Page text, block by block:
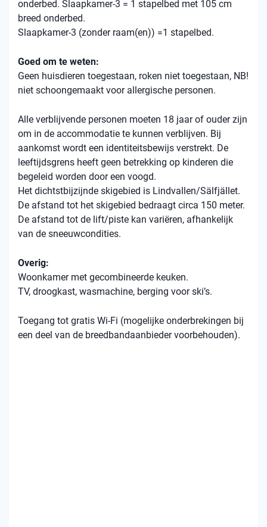
onderbed. Slaapkamer-3 = 1 stapelbed met 105 cm
breed onderbed.
Slaapkamer-3 (zonder raam(en)) =1 stapelbed.
Goed om te weten:
Geen huisdieren toegestaan, roken niet toegestaan, NB!
niet schoongemaakt voor allergische personen.
Alle verblijvende personen moeten 18 jaar of ouder zijn
om in de accommodatie te kunnen verblijven. Bij
aankomst wordt een identiteitsbewijs verstrekt. De
leeftijdsgrens heeft geen betrekking op kinderen die
begeleid worden door een voogd.
Het dichtstbijzijnde skigebied is Lindvallen/Sälfjället.
De afstand tot het skigebied bedraagt ​​circa 150 meter.
De afstand tot de lift/piste kan variëren, afhankelijk
van de sneeuwcondities.
Overig:
Woonkamer met gecombineerde keuken.
TV, droogkast, wasmachine, berging voor ski’s.
Toegang tot gratis Wi-Fi (mogelijke onderbrekingen bij
een deel van de breedbandaanbieder voorbehouden).